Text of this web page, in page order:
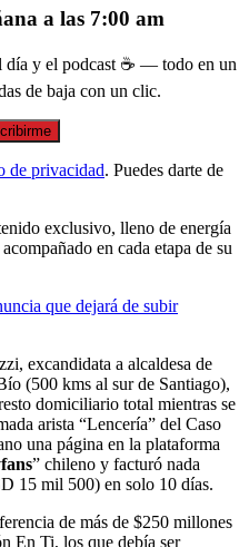
a las 7:00 am
día y el podcast ☕ — todo en un
de baja con un clic.
de privacidad. Puedes darte de
exclusivo, lleno de energía
en cada etapa de su
que dejará de subir
excandidata a alcaldesa de
(500 kms al sur de Santiago),
domiciliario total mientras se
arista “Lencería” del Caso
una página en la plataforma
” chileno y facturó nada
15 mil 500) en solo 10 días.
de más de $250 millones
En Ti, los que debía ser